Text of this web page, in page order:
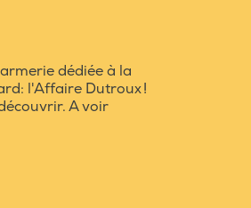
dédiée à la
l'Affaire Dutroux !
A voir